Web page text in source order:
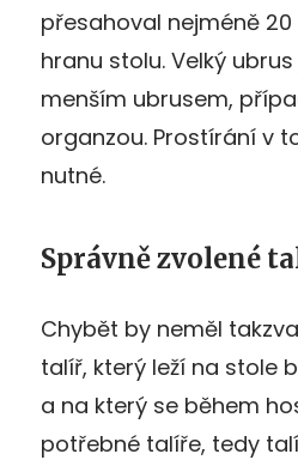
přesahoval nejméně
hranu stolu. Velký
menším ubrusem,
organzou. Prostírání v
nutné.
Správně zvolené
Chybět by neměl
talíř, který leží na stole
a na který se během
potřebné talíře, tedy